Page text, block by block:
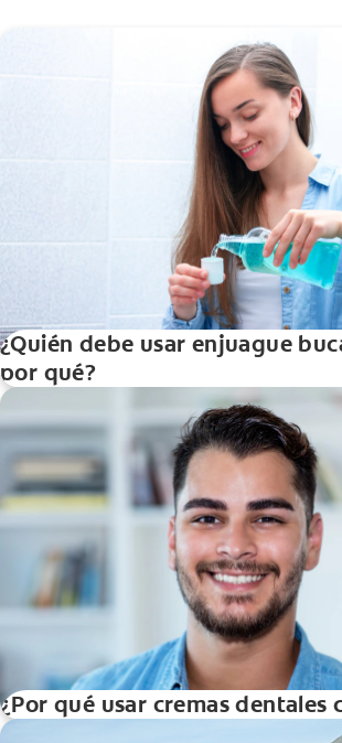
¿Quién debe usar enjuague
por qué?
¿Por qué usar cremas dentales